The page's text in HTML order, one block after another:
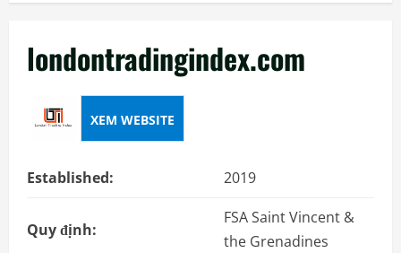
londontradingindex.com
XEM WEBSITE
Established: 2019
Quy định:
FSA Saint Vincent &
the Grenadines